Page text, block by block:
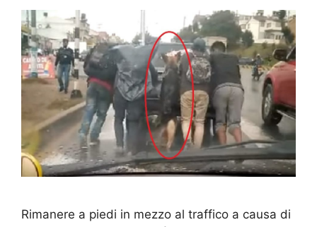
Rimanere a piedi in mezzo al traffico a causa di